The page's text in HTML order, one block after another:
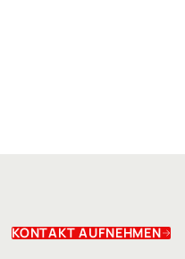
KONTAKT AUFNEHMEN